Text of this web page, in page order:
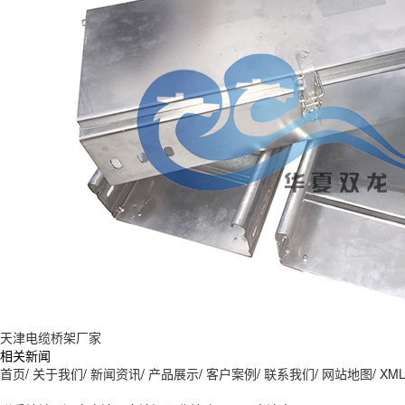
天津电缆桥架厂家
相关新闻
首页/ 关于我们/ 新闻资讯/ 产品展示/ 客户案例/ 联系我们/ 网站地图/ XML